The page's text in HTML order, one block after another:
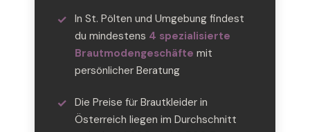
In St. Pölten und Umgebung findest
du mindestens 4 spezialisierte
Brautmodengeschäfte mit
persönlicher Beratung
Die Preise für Brautkleider in
Österreich liegen im Durchschnitt